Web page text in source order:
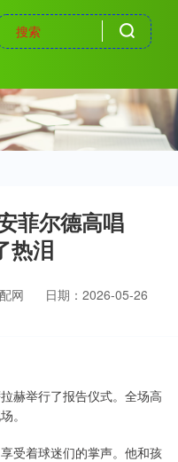
菲尔德高唱
热泪
网
日期：2026-05-26
赫举行了报告仪式。全场高
。
受着球迷们的掌声。他和孩